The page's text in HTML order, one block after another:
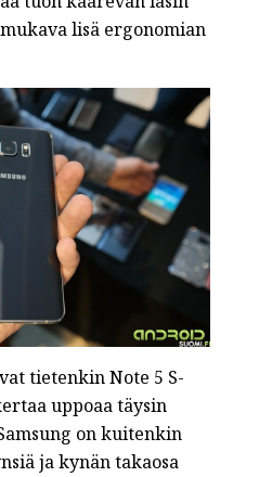
lisä ergonomian
tietenkin Note 5 S-
uppoaa täysin
on kuitenkin
ja kynän takaosa